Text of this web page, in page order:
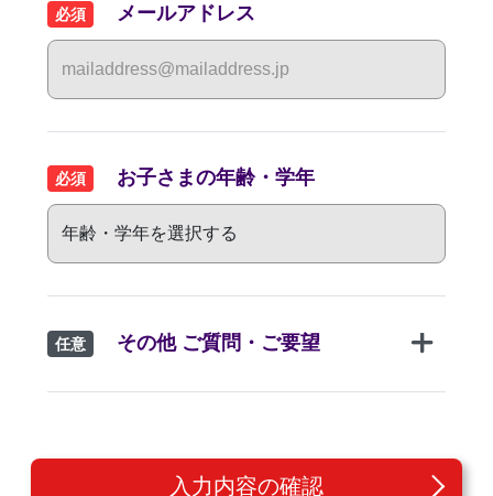
必須 メールアドレス
必須 お子さまの年齢・学年
任意 その他 ご質問・ご要望
入力内容の確認